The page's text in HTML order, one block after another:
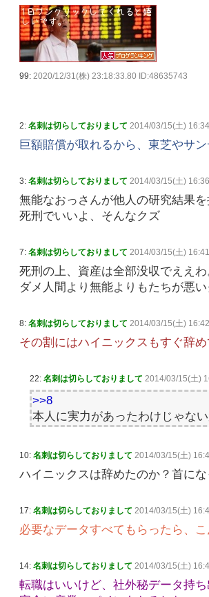
99: 2020/12/31(株) 23:18:33.80 ID:48635743
2: 名刺は切らしておりまして 2014/03/15(土)
巨額賠償が取れるから、東芝やサ
3: 名刺は切らしておりまして 2014/03/15(土)
無能なおっさんが他人の研究結果
死刑でいいよ、そんなクズ
7: 名刺は切らしておりまして 2014/03/15(土)
死刑の上、資産は全部没収でええわ
ダメ人間より無能よりもたちが悪い
8: 名刺は切らしておりまして 2014/03/15(土)
その割にはハイニックスもすぐ辞
22: 名刺は切らしておりまして 2014/03/15(土)
>>8
本人に実力があったわけじゃな
10: 名刺は切らしておりまして 2014/03/15(土)
ハイニックスは辞めたのか？首にな
17: 名刺は切らしておりまして 2014/03/15(土)
必要なデータすべてもらったら、
14: 名刺は切らしておりまして 2014/03/15(土)
転職はいいけど、社外秘データ持